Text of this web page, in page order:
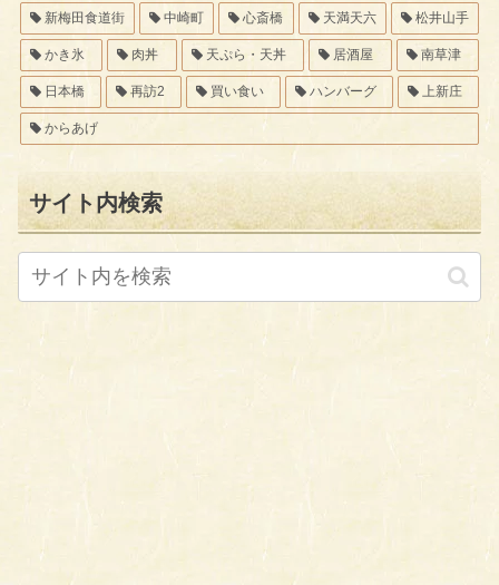
新梅田食道街 中崎町 心斎橋 天満天六 松井山手
かき氷 肉丼 天ぷら・天丼 居酒屋 南草津
日本橋 再訪2 買い食い ハンバーグ 上新庄
からあげ
サイト内検索